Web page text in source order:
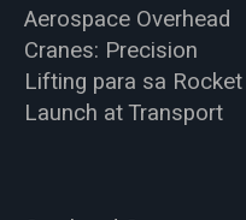
Aerospace Overhead
Cranes: Precision
Lifting para sa Rocket
Launch at Transport